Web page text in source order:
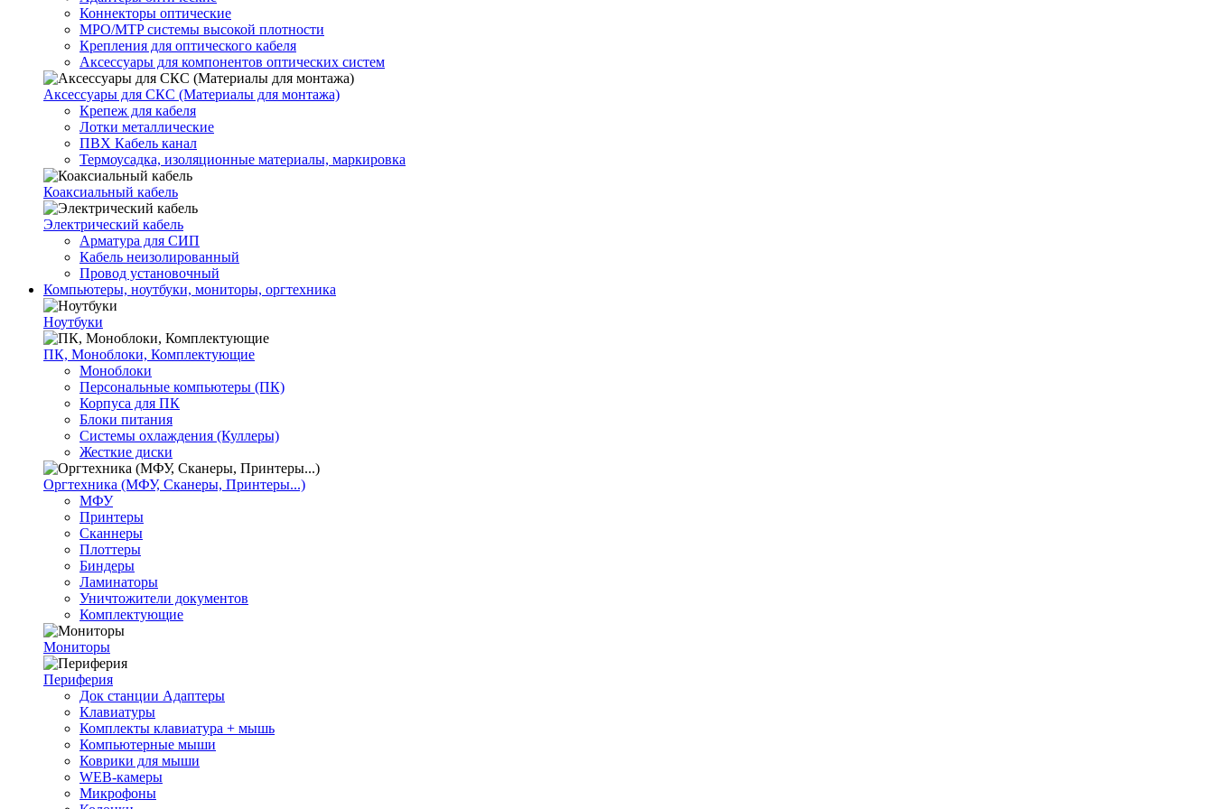
Коннекторы оптические
MPO/MTP системы высокой плотности
Крепления для оптического кабеля
Аксессуары для компонентов оптических систем
Аксессуары для СКС (Материалы для монтажа)
Крепеж для кабеля
Лотки металлические
ПВХ Кабель канал
Термоусадка, изоляционные материалы, маркировка
Коаксиальный кабель
Электрический кабель
Арматура для СИП
Кабель неизолированный
Провод установочный
Компьютеры, ноутбуки, мониторы, оргтехника
Ноутбуки
ПК, Моноблоки, Комплектующие
Моноблоки
Персональные компьютеры (ПК)
Корпуса для ПК
Блоки питания
Системы охлаждения (Куллеры)
Жесткие диски
Оргтехника (МФУ, Сканеры, Принтеры...)
МФУ
Принтеры
Сканнеры
Плоттеры
Биндеры
Ламинаторы
Уничтожители документов
Комплектующие
Мониторы
Периферия
Док станции Адаптеры
Клавиатуры
Комплекты клавиатура + мышь
Компьютерные мыши
Коврики для мыши
WEB-камеры
Микрофоны